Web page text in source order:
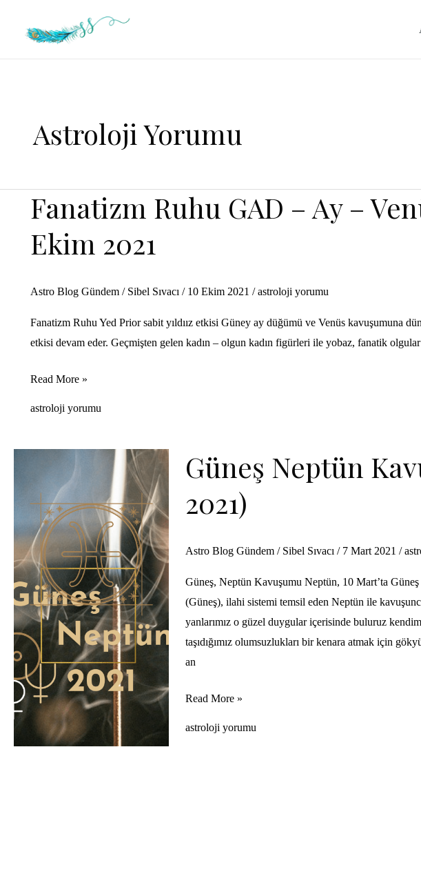
Astroloji Yorumu
Fanatizm Ruhu GAD – Ay –
Ekim 2021
Astro Blog Gündem / Sibel Sıvacı / 10 Ekim 2021 /astroloji yorumu
Fanatizm Ruhu Yed Prior sabit yıldıız etkisi Güney ay düğümü ve Venüs kavuşumuna
etkisi devam eder. Geçmişten gelen kadın – olgun kadın figürleri ile yobaz, fanatik olgular
Fanatizm
Venüs
kavuşumu
10
Ekim
2021
Read More »
astroloji yorumu
Güneş Neptün
2021)
Astro Blog Gündem/ Sibel Sıvacı / 7 Mart 2021 /
Güneş, Neptün Kavuşumu Neptün, 10 Mart’ta
(Güneş), ilahi sistemi temsil eden Neptün ile
yanlarımız o güzel duygular içerisinde buluruz
taşıdığımız olumsuzlukları bir kenara atmak için
an
Güneş
Read More »
astroloji yorumu